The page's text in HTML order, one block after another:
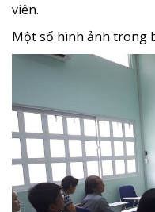
viên.
Một số hình ảnh trong